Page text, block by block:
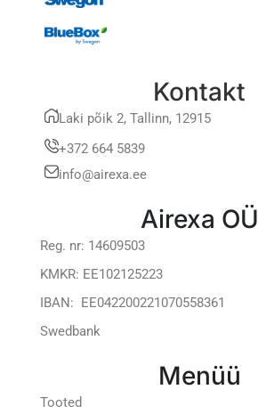
Kontakt
Laki põik 2, Tallinn, 12915
+372 664 5839
info@airexa.ee
Airexa OÜ
Reg. nr: 14609503
KMKR: EE102125223
IBAN: EE042200221070558361
Swedbank
Menüü
Tooted